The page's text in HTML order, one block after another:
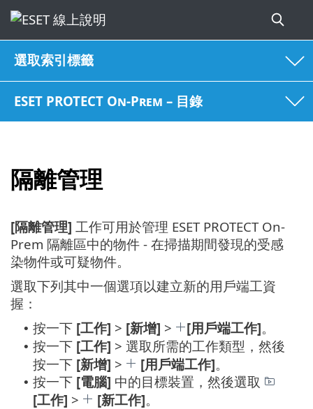
選取索引標籤
ESET PROTECT On-Prem – 目錄
隔離管理
[隔離管理] 工作可用於管理 ESET PROTECT On-
Prem 隔離區中的物件 - 在掃描期間發現的受感
染物件或可疑物件。
選取下列其中一個選項以建立新的用戶端工資
握：
• 按一下 [工作] > [新增] > [用戶端工作]。
• 按一下 [工作] > 選取所需的工作類型，然後
按一下 [新增] > [用戶端工作]。
• 按一下 [電腦] 中的目標裝置，然後選取
[工作] > [新工作]。